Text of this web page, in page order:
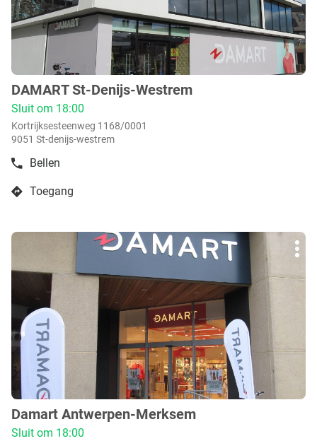
meer
info
boetiek
:
DAMART St-Denijs-Westrem
Sluit om 18:00
Kortrijksesteenweg 1168/0001
9051 St-denijs-westrem
Bellen
de
DAMART
Westrem
Toegang
naar
DAMART
Westrem
Druk
de
voor
meer
info
boetiek
:
Damart Antwerpen-Merksem
Sluit om 18:00